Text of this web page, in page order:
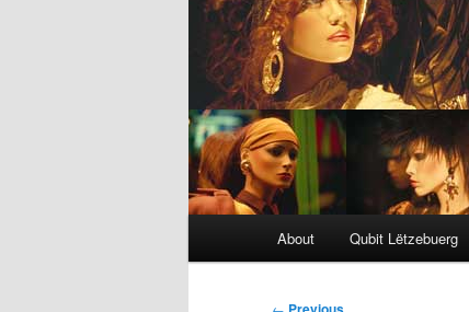
About Qubit Lëtzebuerg